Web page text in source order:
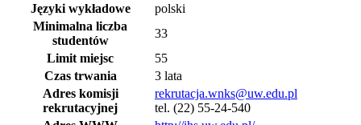
Języki wykładowe
polski
Minimalna liczba
studentów
33
Limit miejsc
55
Czas trwania
3 lata
Adres komisji
rekrutacyjnej
rekrutacja.wnks@uw.edu.pl
tel. (22) 55-24-540